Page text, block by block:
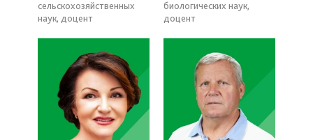
сельскохозяйственных
наук, доцент
биологических наук,
доцент